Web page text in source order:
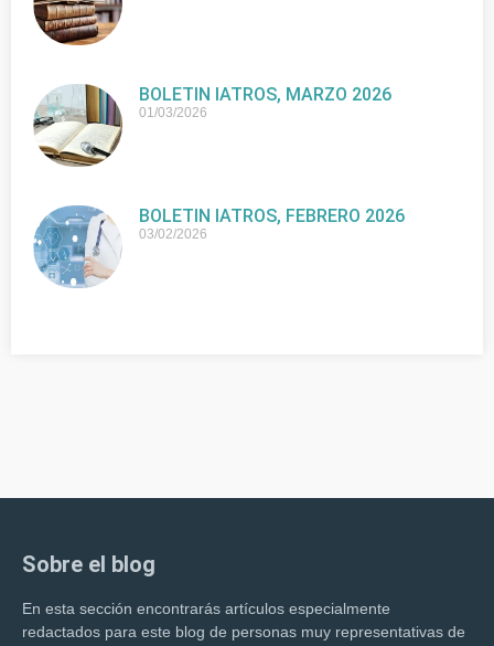
BOLETIN IATROS, MARZO 2026
01/03/2026
BOLETIN IATROS, FEBRERO 2026
03/02/2026
Sobre el blog
En esta sección encontrarás artículos especialmente
redactados para este blog de personas muy representativas de